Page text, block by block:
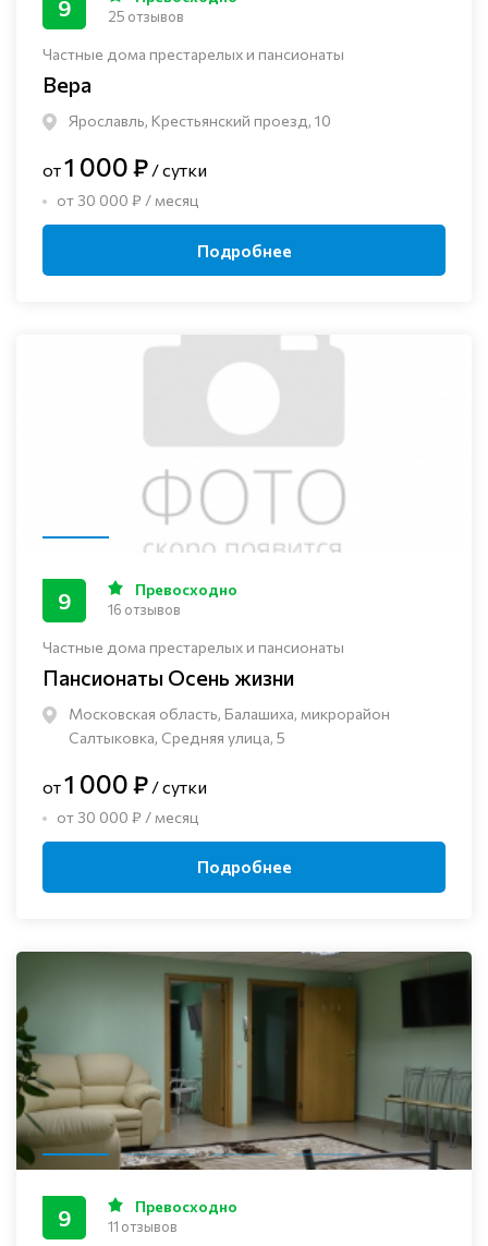
Частные дома престарелых и пансионаты
Вера
Ярославль, Крестьянский проезд, 10
9 25 отзывов
от1 000 ₽ / сутки
от 30 000 ₽ / месяц
Подробнее
Частные дома престарелых и пансионаты
Пансионаты Осень жизни
Московская область, Балашиха, микрорайон
Салтыковка, Средняя улица, 5
9 Превосходно
16 отзывов
от1 000 ₽ / сутки
от 30 000 ₽ / месяц
Подробнее
9 Превосходно
11 отзывов